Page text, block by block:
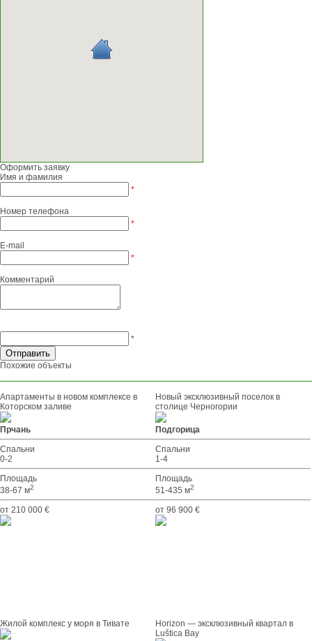
Оформить заявку
Имя и фамилия
*
Номер телефона
*
E-mail
*
Комментарий
*
Похожие объекты
Апартаменты в новом комплексе в
Которском заливе
Прчань
Спальни
0-2
Площадь
38-67 м2
от 210 000 €
Новый эксклюзивный поселок в
столице Черногории
Подгорица
Спальни
1-4
Площадь
51-435 м2
от 96 900 €
Жилой комплекс у моря в Тивате
Horizon — эксклюзивный квартал в
Luštica Bay